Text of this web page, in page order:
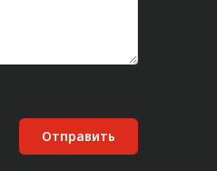
Отправить